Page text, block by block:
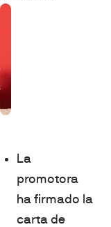
La
promotora
ha firmado la
carta de